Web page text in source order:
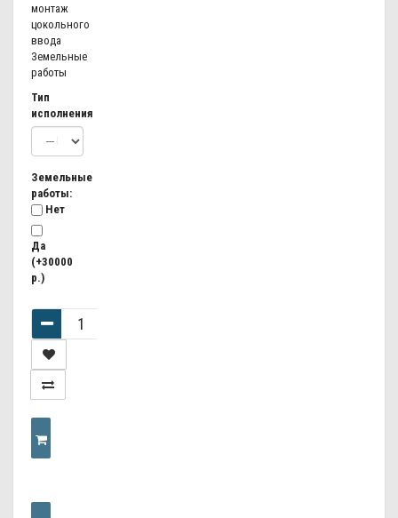
монтаж
цокольного
ввода
Земельные
работы
Тип
исполнения
Земельные
работы:
Нет
Да
(+30000
р.)